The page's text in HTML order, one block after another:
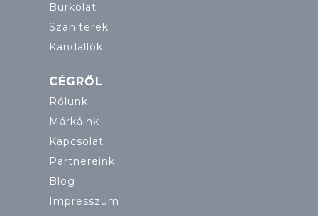
Burkolat
Szaniterek
Kandallók
CÉGRŐL
Rólunk
Márkáink
Kapcsolat
Partnereink
Blog
Impresszum